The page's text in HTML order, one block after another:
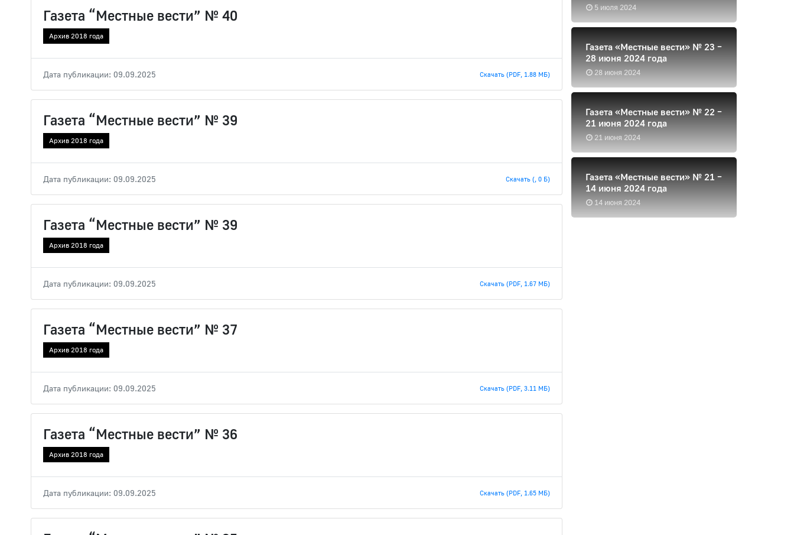
Газета “Местные вести” № 40
Архив 2018 года
Дата публикации: 09.09.2025 Скачать (PDF, 1.88 МБ)
Газета “Местные вести” № 39
Архив 2018 года
Дата публикации: 09.09.2025 Скачать (, 0 Б)
Газета “Местные вести” № 39
Архив 2018 года
Дата публикации: 09.09.2025 Скачать (PDF, 1.67 МБ)
Газета “Местные вести” № 37
Архив 2018 года
Дата публикации: 09.09.2025 Скачать (PDF, 3.11 МБ)
Газета “Местные вести” № 36
Архив 2018 года
Дата публикации: 09.09.2025 Скачать (PDF, 1.65 МБ)
5 июля 2024
28 июня 2024
Газета «Местные вести» № 23 –
28 июня 2024 года
21 июня 2024
Газета «Местные вести» № 22 –
21 июня 2024 года
14 июня 2024
Газета «Местные вести» № 21 –
14 июня 2024 года